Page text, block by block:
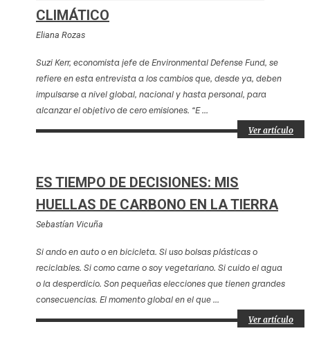
CLIMÁTICO
Eliana Rozas
Suzi Kerr, economista jefe de Environmental Defense Fund, se
refiere en esta entrevista a los cambios que, desde ya, deben
impulsarse a nivel global, nacional y hasta personal, para
alcanzar el objetivo de cero emisiones. “E ...
Ver artículo
ES TIEMPO DE DECISIONES: MIS
HUELLAS DE CARBONO EN LA TIERRA
Sebastían Vicuña
Si ando en auto o en bicicleta. Si uso bolsas plásticas o
reciclables. Si como carne o soy vegetariano. Si cuido el agua
o la desperdicio. Son pequeñas elecciones que tienen grandes
consecuencias. El momento global en el que ...
Ver artículo